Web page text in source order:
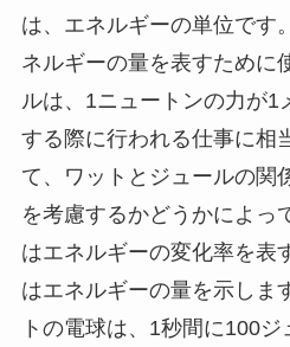
は、エネルギーの単位です
ネルギーの量を表すために
ルは、1ニュートンの力が1
する際に行われる仕事に相
て、ワットとジュールの関
を考慮するかどうかによっ
はエネルギーの変化率を表
はエネルギーの量を示しま
トの電球は、1秒間に100